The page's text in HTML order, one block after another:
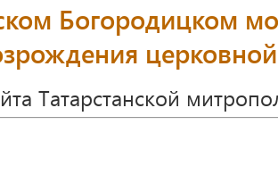
Богородицком
Татарстанской